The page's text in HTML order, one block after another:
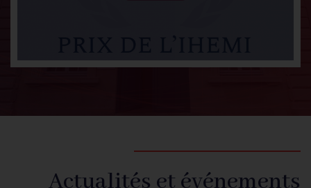
Actualités et événements